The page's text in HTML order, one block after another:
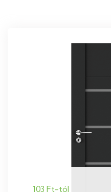
103 Ft-tól